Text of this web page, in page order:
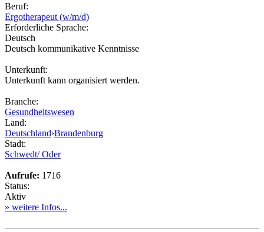
Beruf:
Ergotherapeut (w/m/d)
Erforderliche Sprache:
Deutsch
Deutsch kommunikative Kenntnisse
Unterkunft:
Unterkunft kann organisiert werden.
Branche:
Gesundheitswesen
Land:
Deutschland›Brandenburg
Stadt:
Schwedt/ Oder
Aufrufe: 1716
Status:
Aktiv
» weitere Infos...